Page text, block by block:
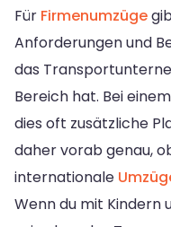
Für Firmenumzüge
Anforderungen und
das
Bereich hat. Bei
dies oft zusätzliche
daher vorab genau,
internationale
Wenn du mit Kindern